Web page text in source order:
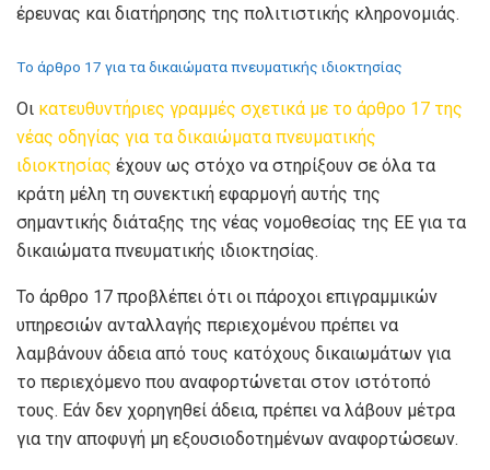
έρευνας και διατήρησης της πολιτιστικής κληρονομιάς.
Tο άρθρο 17 για τα δικαιώματα πνευματικής ιδιοκτησίας
Οι κατευθυντήριες γραμμές σχετικά με το άρθρο 17 της
νέας οδηγίας για τα δικαιώματα πνευματικής
ιδιοκτησίας έχουν ως στόχο να στηρίξουν σε όλα τα
κράτη μέλη τη συνεκτική εφαρμογή αυτής της
σημαντικής διάταξης της νέας νομοθεσίας της ΕΕ για τα
δικαιώματα πνευματικής ιδιοκτησίας.
Το άρθρο 17 προβλέπει ότι οι πάροχοι επιγραμμικών
υπηρεσιών ανταλλαγής περιεχομένου πρέπει να
λαμβάνουν άδεια από τους κατόχους δικαιωμάτων για
το περιεχόμενο που αναφορτώνεται στον ιστότοπό
τους. Εάν δεν χορηγηθεί άδεια, πρέπει να λάβουν μέτρα
για την αποφυγή μη εξουσιοδοτημένων αναφορτώσεων.